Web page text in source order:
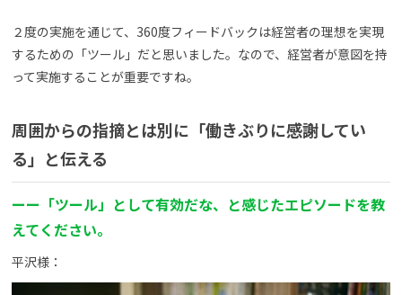
２度の実施を通じて、360度フィードバックは経営者の理想を実現
するための「ツール」だと思いました。なので、経営者が意図を持
って実施することが重要ですね。
周囲からの指摘とは別に「働きぶりに感謝してい
る」と伝える
ーー「ツール」として有効だな、と感じたエピソードを教
えてください。
平沢様：